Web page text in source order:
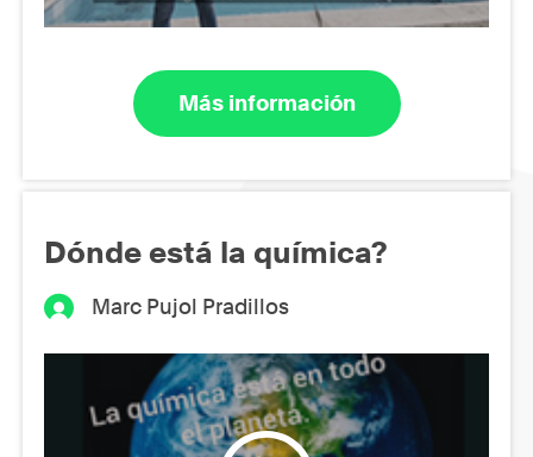
Más información
Dónde está la química?
Marc Pujol Pradillos